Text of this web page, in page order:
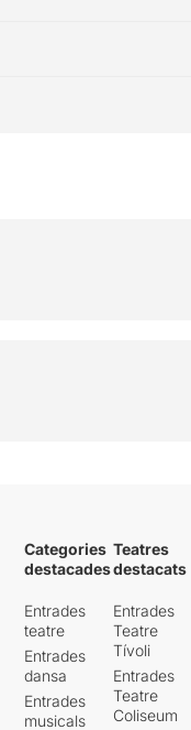
Categories
destacades
Entrades
teatre
Entrades
dansa
Entrades
musicals
Teatres
destacats
Entrades
Teatre
Tívoli
Entrades
Teatre
Coliseum